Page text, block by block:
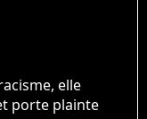
elle
porte plainte